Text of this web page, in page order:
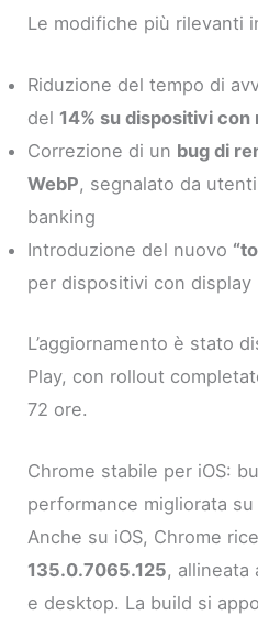
Le modifiche più rilevanti
Riduzione del tempo di
del 14% su dispositivi con
Correzione di un bug di
WebP, segnalato da
banking
Introduzione del nuovo
per dispositivi con display
L’aggiornamento è stato
Play, con rollout
72 ore.
Chrome stabile per iOS:
performance migliorata
Anche su iOS, Chrome
135.0.7065.125, allineata
e desktop. La build si